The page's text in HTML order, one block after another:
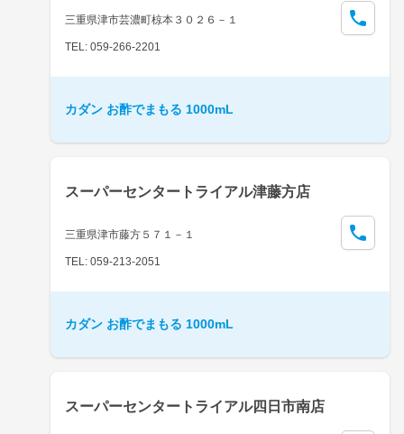
三重県津市芸濃町椋本３０２６－１
TEL: 059-266-2201
カダン お酢でまもる 1000mL
スーパーセンタートライアル津藤方店
三重県津市藤方５７１－１
TEL: 059-213-2051
カダン お酢でまもる 1000mL
スーパーセンタートライアル四日市南店